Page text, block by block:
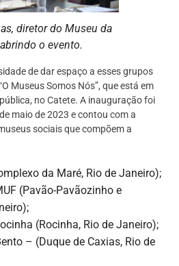
diretor do Museu da
o evento.
de dar espaço a esses grupos
Museus Somos Nós”, que está em
no Catete. A inauguração foi
maio de 2023 e contou com a
sociais que compõem a
da Maré, Rio de Janeiro);
(Pavão-Pavãozinho e
(Rocinha, Rio de Janeiro);
– (Duque de Caxias, Rio de